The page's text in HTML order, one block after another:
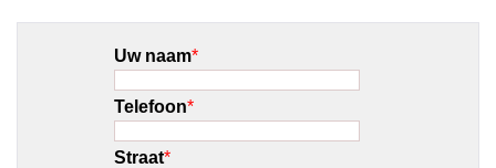
Uw naam*
Telefoon*
Straat*